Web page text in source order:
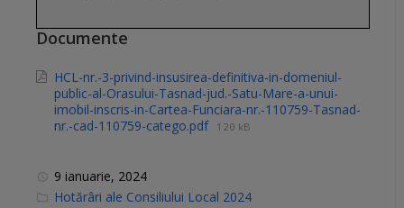
Documente
HCL-nr.-3-privind-insusirea-definitiva-in-domeniul-
public-al-Orasului-Tasnad-jud.-Satu-Mare-a-unui-
imobil-inscris-in-Cartea-Funciara-nr.-110759-Tasnad-
nr.-cad-110759-catego.pdf 120 kB
9 ianuarie, 2024
C
Hotărâri ale Consiliului Local 2024